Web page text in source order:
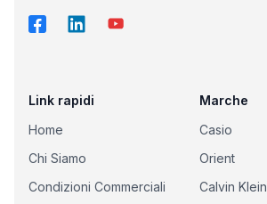
Link rapidi
Home
Chi Siamo
Condizioni Commerciali
Marche
Casio
Orient
Calvin Klein